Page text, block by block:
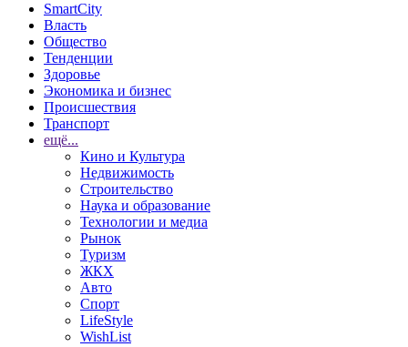
SmartCity
Власть
Общество
Тенденции
Здоровье
Экономика и бизнес
Происшествия
Транспорт
ещё...
Кино и Культура
Недвижимость
Строительство
Наука и образование
Технологии и медиа
Рынок
Туризм
ЖКХ
Авто
Спорт
LifeStyle
WishList